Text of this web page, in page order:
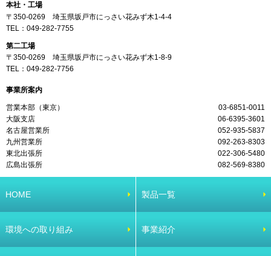
本社・工場
〒350-0269 埼玉県坂戸市にっさい花みず木1-4-4
TEL： 049-282-7755
第二工場
〒350-0269 埼玉県坂戸市にっさい花みず木1-8-9
TEL： 049-282-7756
事業所案内
営業本部（東京）
03-6851-0011
大阪支店
06-6395-3601
名古屋営業所
052-935-5837
九州営業所
092-263-8303
東北出張所
022-306-5480
広島出張所
082-569-8380
HOME 製品一覧
環境への取り組み 事業紹介